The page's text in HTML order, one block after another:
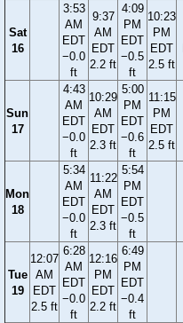
Sat
16
3:53
AM
EDT
−0.0
ft
9:37
AM
EDT
2.2 ft
4:09
PM
EDT
−0.5
ft
10:23
PM
EDT
2.5 ft
Sun
17
4:43
AM
EDT
−0.0
ft
10:29
AM
EDT
2.3 ft
5:00
PM
EDT
−0.6
ft
11:15
PM
EDT
2.5 ft
Mon
18
5:34
AM
EDT
−0.0
ft
11:22
AM
EDT
2.3 ft
5:54
PM
EDT
−0.5
ft
Tue
19
12:07
AM
EDT
2.5 ft
6:28
AM
EDT
−0.0
ft
12:16
PM
EDT
2.2 ft
6:49
PM
EDT
−0.4
ft